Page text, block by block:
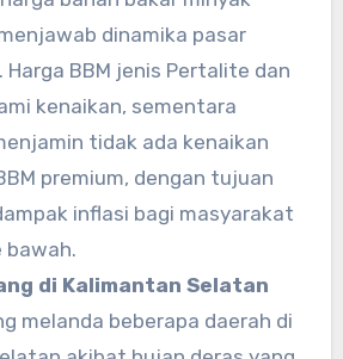
dinamika pasar
BBM jenis Pertalite dan
kenaikan, sementara
tidak ada kenaikan
premium, dengan tujuan
inflasi bagi masyarakat
bawah.
di Kalimantan Selatan
melanda beberapa daerah di